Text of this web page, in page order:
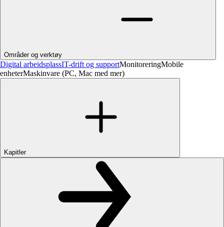
Områder og verktøy
Digital arbeidsplassIT-drift og supportMonitoreringMobile
enheterMaskinvare (PC, Mac med mer)
Kapitler